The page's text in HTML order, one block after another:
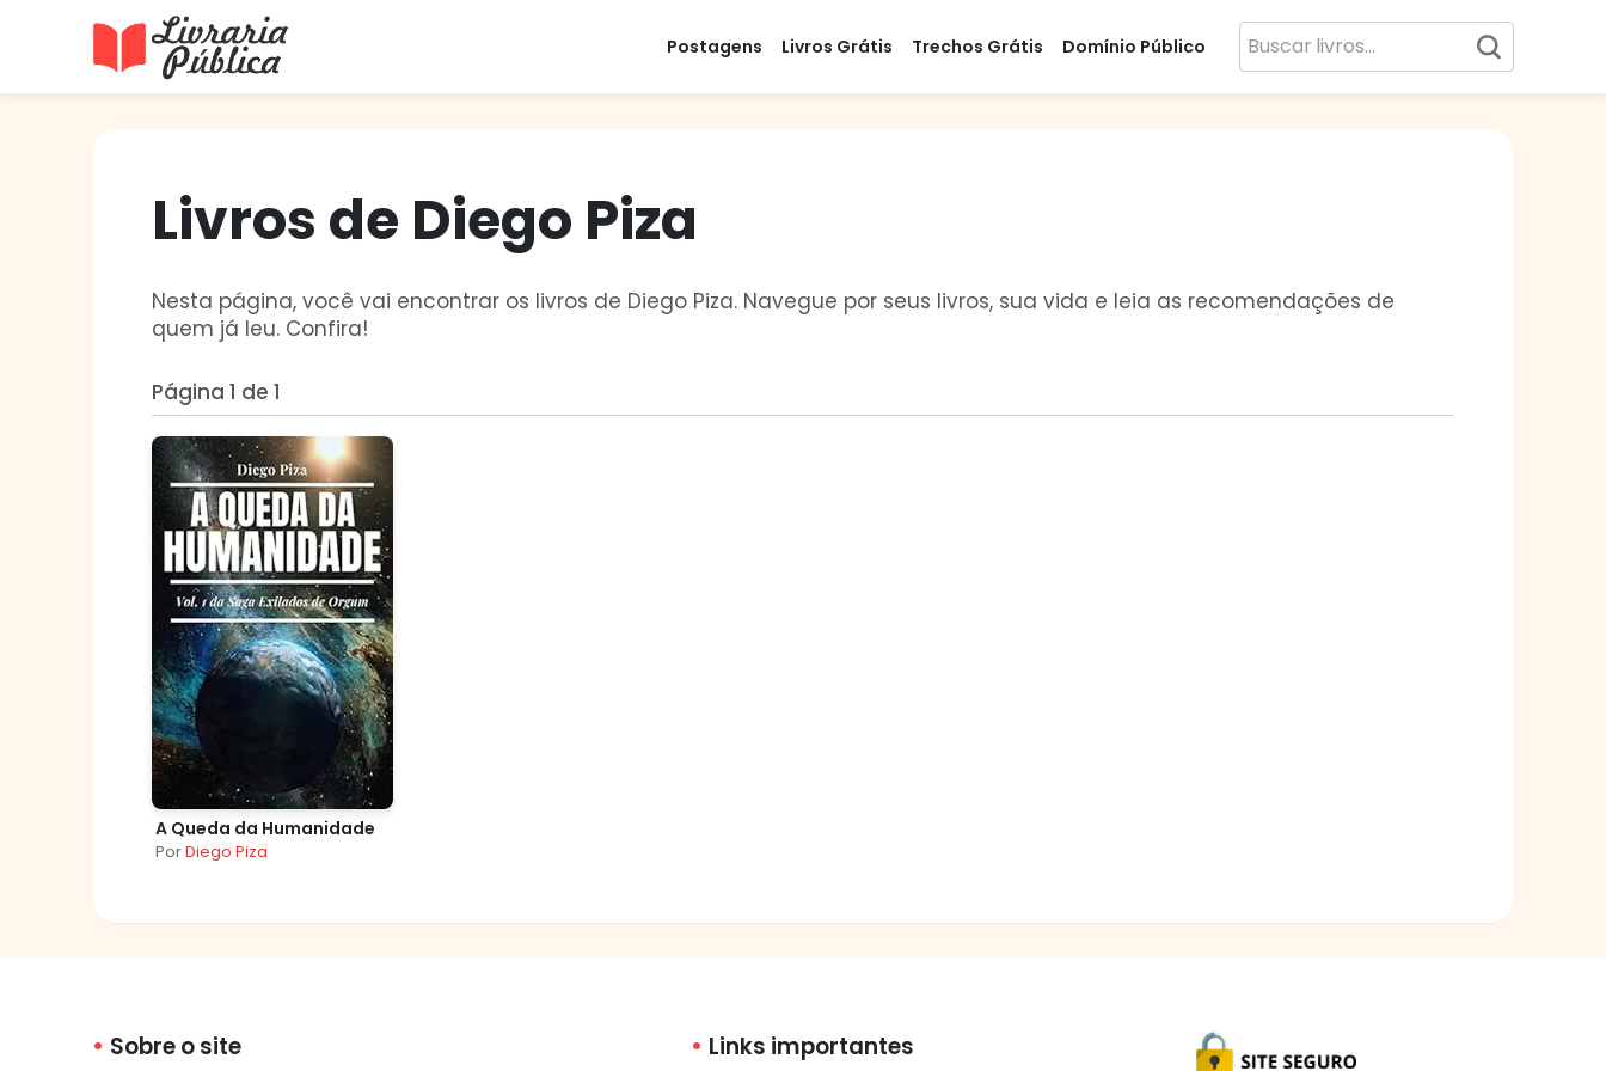
Postagens Livros Grátis Trechos Grátis Domínio Público
Livros de Diego Piza
Nesta página, você vai encontrar os livros de Diego Piza. Navegue por seus livros, sua vida e leia as recomendações de
quem já leu. Confira!
Página 1 de 1
A Queda da Humanidade
PorDiego Piza
Sobre o site Links importantes